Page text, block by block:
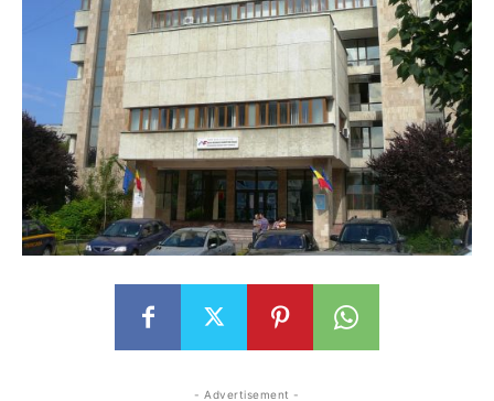
- Advertisement -